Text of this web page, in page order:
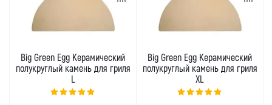
Big Green Egg Керамический
полукруглый камень для гриля
L
Big Green Egg Керамический
полукруглый камень для гриля
XL